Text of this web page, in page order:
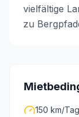
vielfältige
zu
150 km/